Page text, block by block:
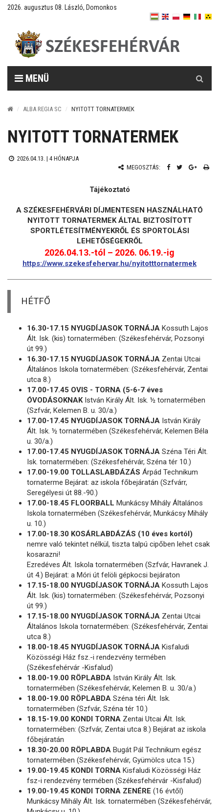
2026. augusztus 08. László, Domonkos
MENÜ
ALBA REGIA SC NYITOTT TORNATERMEK
NYITOTT TORNATERMEK
2026.04.13. | 4 HÓNAPJA
MEGOSZTÁS:
Tájékoztató
A SZÉKESFEHÉRVÁRI DÍJMENTESEN HASZNÁLHATÓ
NYITOTT TORNATERMEK ÁLTAL BIZTOSÍTOTT
SPORTLÉTESÍTMÉNYEKRŐL ÉS SPORTOLÁSI
LEHETŐSÉGEKRŐL
2026.04.13.-tól – 2026. 06.19.-ig
https://www.szekesfehervar.hu/nyitotttornatermek
HÉTFŐ
16.30-17.15 NYUGDÍJASOK TORNÁJA Kossuth Lajos
Ált. Isk. (kis) tornatermében: (Székesfehérvár, Pozsonyi
út 99.)
16.30-17.15 NYUGDÍJASOK TORNÁJA Zentai Utcai
Általános Iskola tornatermében: (Székesfehérvár, Zentai
utca 8.)
17.00-17.45 OVIS - TORNA (5-6-7 éves
ÓVODÁSOKNAKIstván Király Ált. Isk. ½ tornatermében
(Szfvár, Kelemen B. u. 30/a.)
17.00-17.45 NYUGDÍJASOK TORNÁJA István Király
Ált. Isk. ½ tornatermében (Székesfehérvár, Kelemen Béla
u. 30/a.)
17.00-17.45 NYUGDÍJASOK TORNÁJA Széna Téri Ált.
Isk. tornatermében: (Székesfehérvár, Széna tér 10.)
17.00-19.00 TOLLASLABDÁZÁS Árpád Technikum
tornaterme Bejárat: az iskola főbejáratán (Szfvárr,
Seregélyesi út 88.-90.)
17.00-18.45 FLOORBALL Munkácsy Mihály Általános
Iskola tornatermében (Székesfehérvár, Munkácsy Mihály
u. 10.)
17.00-18.30 KOSÁRLABDÁZÁS (10 éves kortól)
nemre való tekintet nélkül, tiszta talpú cipőben lehet csak
kosarazni!
Ezredéves Ált. Iskola tornatermében (Szfvár, Havranek J.
út 4.) Bejárat: a Móri út felöli gépkocsi bejáraton
17.15-18.00 NYUGDÍJASOK TORNÁJA Kossuth Lajos
Ált. Isk. (kis) tornatermében: (Székesfehérvár, Pozsonyi
út 99.)
17.15-18.00 NYUGDÍJASOK TORNÁJA Zentai Utcai
Általános Iskola tornatermében: (Székesfehérvár, Zentai
utca 8.)
18.00-18.45 NYUGDÍJASOK TORNÁJA Kisfaludi
Közösségi Ház fsz.-i rendezvény termében
(Székesfehérvár -Kisfalud)
18.00-19.00 RÖPLABDA István Király Ált. Isk.
tornatermében (Székesfehérvár, Kelemen B. u. 30/a.)
18.00-19.00 RÖPLABDA Széna téri Ált. Isk.
tornatermében (Szfvár, Széna tér 10.)
18.15-19.00 KONDI TORNA Zentai Utcai Ált. Isk.
tornatermében: (Szfvár, Zentai utca 8.) Bejárat az iskola
főbejáratán
18.30-20.00 RÖPLABDA Bugát Pál Technikum egész
tornatermében (Székesfehérvár, Gyümölcs utca 15.)
19.00-19.45 KONDI TORNA Kisfaludi Közösségi Ház
fsz-i rendezvény termében (Székesfehérvár -Kisfalud)
19.00-19.45 KONDI TORNA ZENÉRE (16 évtől)
Munkácsy Mihály Ált. Isk. tornatermében (Székesfehérvár,